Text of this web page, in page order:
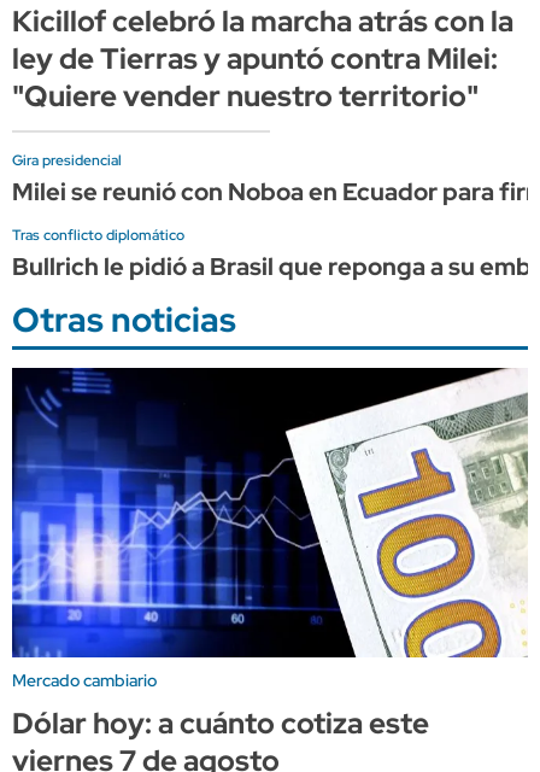
Kicillof celebró la marcha atrás con la
ley de Tierras y apuntó contra Milei:
"Quiere vender nuestro territorio"
Gira presidencial
Milei se reunió con Noboa en Ecuador para
Tras conflicto diplomático
Bullrich le pidió a Brasil que reponga a su
Otras noticias
Mercado cambiario
Dólar hoy: a cuánto cotiza este
viernes 7 de agosto